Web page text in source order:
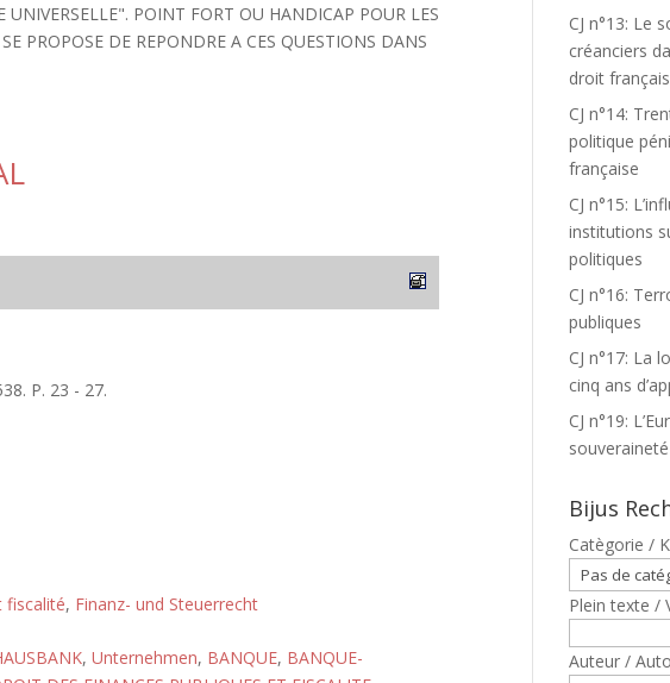
POINT FORT OU HANDICAP POUR LES
PROPOSE DE REPONDRE A CES QUESTIONS DANS
P. 23 - 27.
fiscalité, Finanz- und Steuerrecht
, Unternehmen, BANQUE, BANQUE-
CJ n°13: Le
créanciers
droit
CJ n°14:
politique
française
CJ n°15:
institutions
politiques
CJ n°16:
publiques
CJ n°17: La
cinq ans
CJ n°19:
Bijus
Catègorie /
Plein texte /
Auteur /